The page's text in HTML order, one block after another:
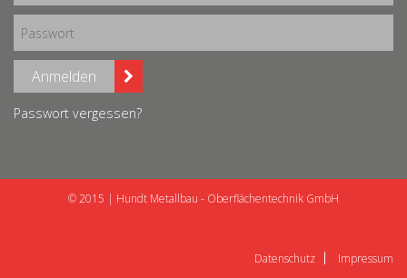
Anmelden
Passwort vergessen?
© 2015 | Hundt Metallbau - Oberflächentechnik GmbH
Datenschutz Impressum